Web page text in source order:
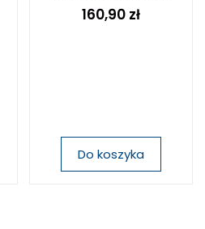
160,90 zł
Do koszyka